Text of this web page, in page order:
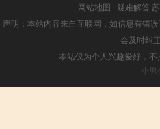
网站地图 | 疑难解答
声明：本站内容来自互联网，如信息有错
会及时纠
本站仅为个人兴趣爱好，
小男